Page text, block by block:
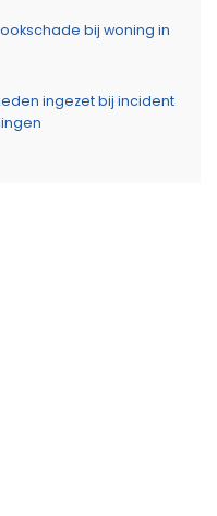
bij woning in
ingezet bij incident